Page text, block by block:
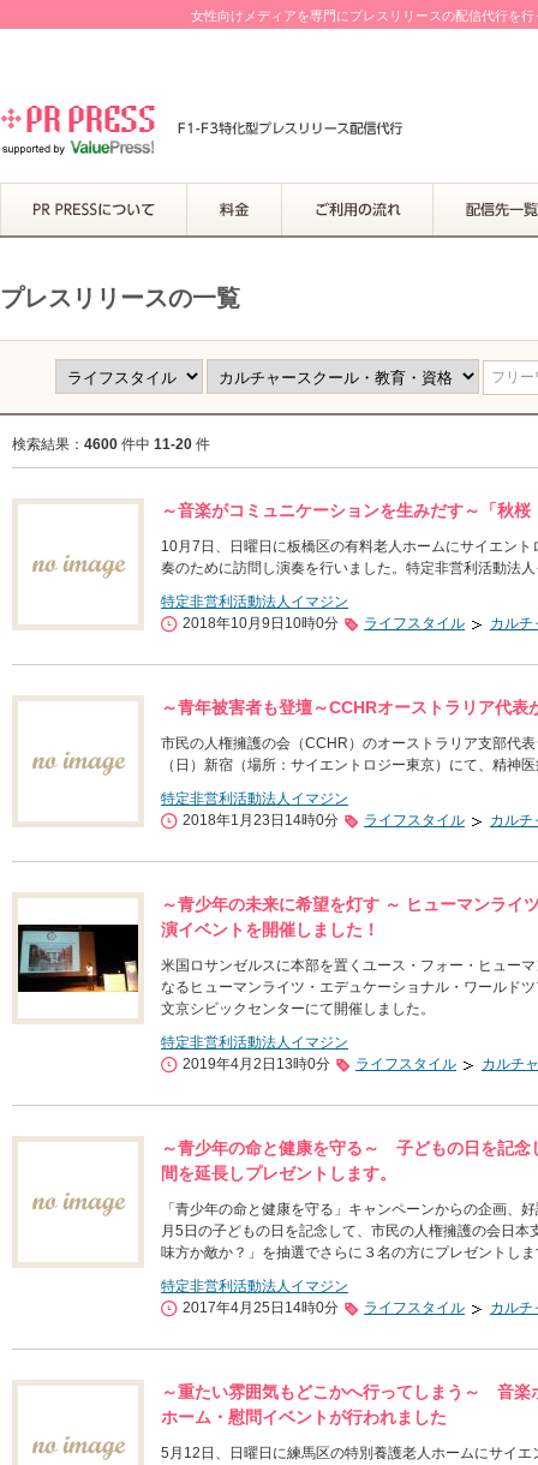
女性向けメディアを専門にプレスリリースの配信代行を
プレスリリースの一覧
フリ
検索結果： 4600 件中 11-20 件
～音楽がコミュニケーションを生みだす～「秋
10月7日、日曜日に板橋区の有料老人ホームにサイエン
奏のために訪問し演奏を行いました。特定非営利活動法
特定非営利活動法人イマジン
2018年10月9日10時0分
ライフスタイル カルチ
～青年被害者も登壇～CCHRオーストラリア代表
市民の人権擁護の会（CCHR）のオーストラリア支部代
（日）新宿（場所：サイエントロジー東京）にて、精神
特定非営利活動法人イマジン
2018年1月23日14時0分
ライフスタイル カルチ
～青少年の未来に希望を灯す ～ ヒューマンライ
演イベントを開催しました！
米国ロサンゼルスに本部を置くユース・フォー・ヒュ
なるヒューマンライツ・エデュケーショナル・ワールド
文京シビックセンターにて開催しました。
特定非営利活動法人イマジン
2019年4月2日13時0分
ライフスタイル カルチ
～青少年の命と健康を守る～ 子どもの日を記念
間を延長しプレゼントします。
「青少年の命と健康を守る」キャンペーンからの企画、
月5日の子どもの日を記念して、市民の人権擁護の会日
味方か敵か？」を抽選でさらに３名の方にプレゼントし
特定非営利活動法人イマジン
2017年4月25日14時0分
ライフスタイル カルチ
～重たい雰囲気もどこかへ行ってしまう～ 音
ホーム・慰問イベントが行われました
5月12日、日曜日に練馬区の特別養護老人ホームにサイ